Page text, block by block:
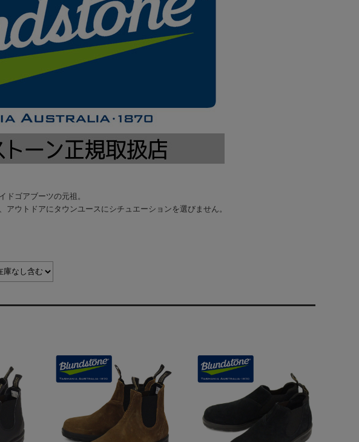
ドゴアブーツの元祖。
ウトドアにタウンユースにシチュエーションを選びません。